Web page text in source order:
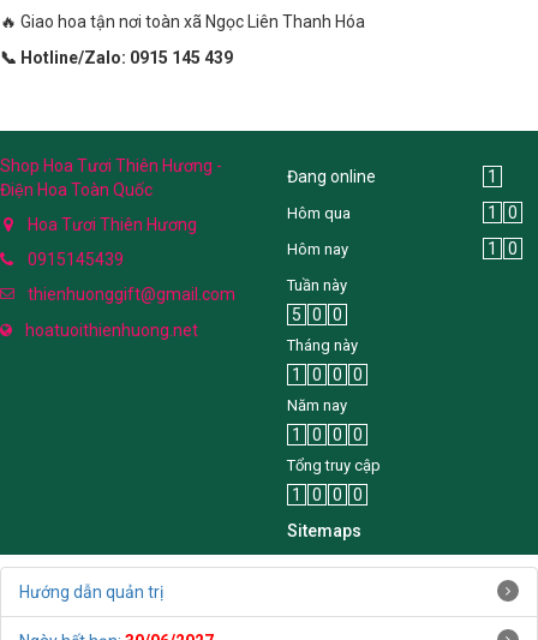
🔥 Giao hoa tận nơi toàn xã Ngọc Liên Thanh Hóa
📞 Hotline/Zalo: 0915 145 439
Shop Hoa Tươi Thiên Hương -
Điện Hoa Toàn Quốc
Hoa Tươi Thiên Hương
0915145439
thienhuonggift@gmail.com
hoatuoithienhuong.net
Đang online 1
Hôm qua 1 0
Hôm nay 1 0
Tuần này
5 0 0
Tháng này
1 0 0 0
Năm nay
1 0 0 0
Tổng truy cập
1 0 0
0
Sitemaps
Hướng dẫn quản trị